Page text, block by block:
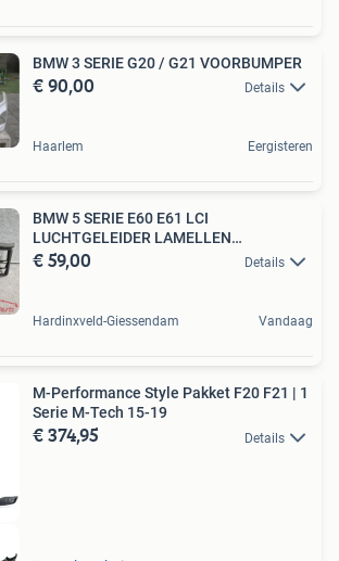
BMW 3 SERIE G20 / G21 VOORBUMPER
€ 90,00 Details
Haarlem Eergisteren
BMW 5 SERIE E60 E61 LCI
LUCHTGELEIDER LAMELLEN
VOORBUMPER OR
€ 59,00 Details
Hardinxveld-Giessendam Vandaag
M-Performance Style Pakket F20 F21 | 1
Serie M-Tech 15-19
€ 374,95 Details